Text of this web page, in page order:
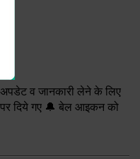
अपडेट व जानकारी लेने के लिए
दिये गए 🔔 बेल आइकन को